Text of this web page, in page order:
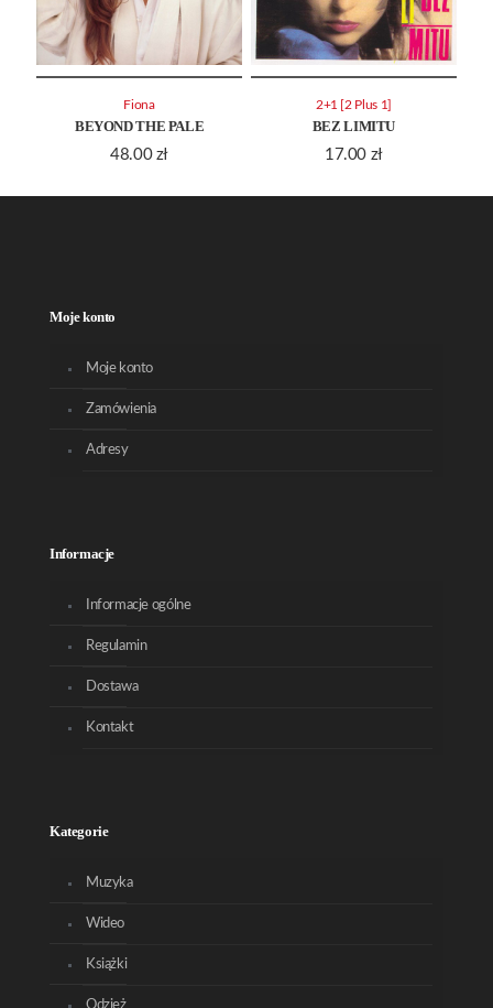
BEYOND THE PALE
48.00 zł
Fiona
BEZ LIMITU
17.00 zł
2+1 [2 Plus 1]
Moje konto
Moje konto
Zamówienia
Adresy
Informacje
Informacje ogólne
Regulamin
Dostawa
Kontakt
Kategorie
Muzyka
Wideo
Książki